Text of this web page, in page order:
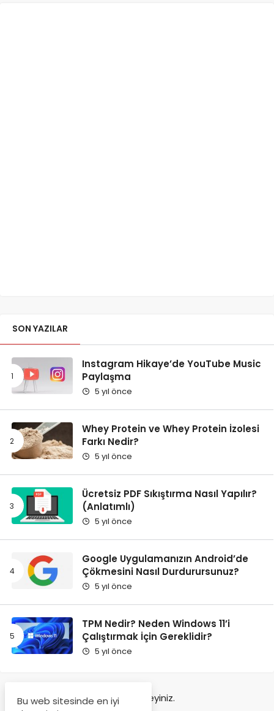
SON YAZILAR
Instagram Hikaye’de YouTube Music
Paylaşma
5 yıl önce
Whey Protein ve Whey Protein İzolesi
Farkı Nedir?
5 yıl önce
Ücretsiz PDF Sıkıştırma Nasıl Yapılır?
(Anlatımlı)
5 yıl önce
Google Uygulamanızın Android’de
Çökmesini Nasıl Durdurursunuz?
5 yıl önce
TPM Nedir? Neden Windows 11’i
Çalıştırmak İçin Gereklidir?
5 yıl önce
Tekrar deneyiniz.
Bu web sitesinde en iyi